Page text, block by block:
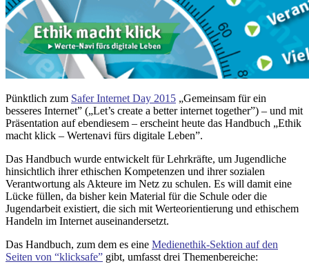
Pünktlich zum Safer Internet Day 2015 „Gemeinsam für ein
besseres Internet” („Let’s create a better internet together”) – und mit
Präsentation auf ebendiesem – erscheint heute das Handbuch „Ethik
macht klick – Wertenavi fürs digitale Leben”.
Das Handbuch wurde entwickelt für Lehrkräfte, um Jugendliche
hinsichtlich ihrer ethischen Kompetenzen und ihrer sozialen
Verantwortung als Akteure im Netz zu schulen. Es will damit eine
Lücke füllen, da bisher kein Material für die Schule oder die
Jugendarbeit existiert, die sich mit Werteorientierung und ethischem
Handeln im Internet auseinandersetzt.
Das Handbuch, zum dem es eine Medienethik-Sektion auf den
Seiten von “klicksafe” gibt, umfasst drei Themenbereiche: